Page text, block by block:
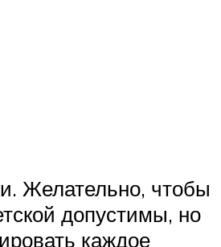
Желательно, чтобы
допустимы, но
каждое